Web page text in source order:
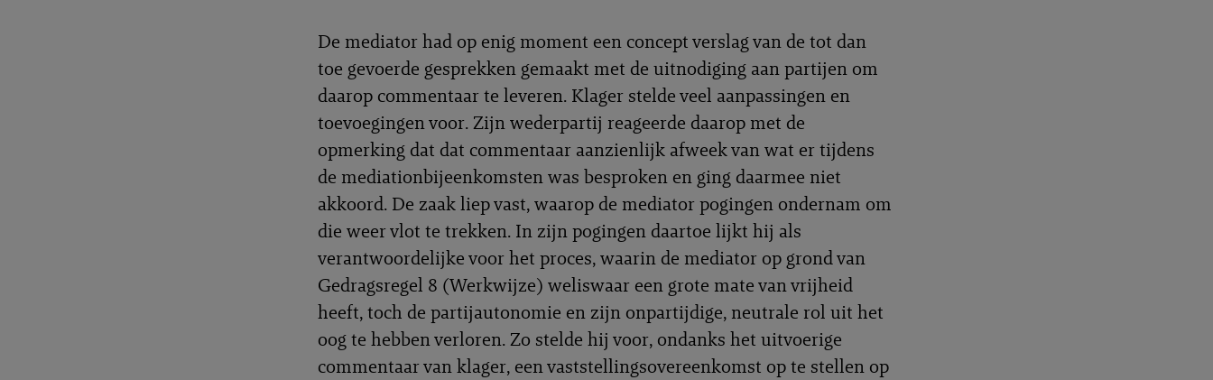
De mediator had op enig moment een concept verslag van de tot dan
toe gevoerde gesprekken gemaakt met de uitnodiging aan partijen om
daarop commentaar te leveren. Klager stelde veel aanpassingen en
toevoegingen voor. Zijn wederpartij reageerde daarop met de
opmerking dat dat commentaar aanzienlijk afweek van wat er tijdens
de mediationbijeenkomsten was besproken en ging daarmee niet
akkoord. De zaak liep vast, waarop de mediator pogingen ondernam om
die weer vlot te trekken. In zijn pogingen daartoe lijkt hij als
verantwoordelijke voor het proces, waarin de mediator op grond van
Gedragsregel 8 (Werkwijze) weliswaar een grote mate van vrijheid
heeft, toch de partijautonomie en zijn onpartijdige, neutrale rol uit het
oog te hebben verloren. Zo stelde hij voor, ondanks het uitvoerige
commentaar van klager, een vaststellingsovereenkomst op te stellen op